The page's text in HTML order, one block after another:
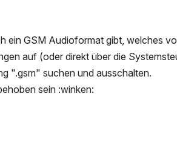
ein GSM Audioformat gibt, welches
auf (oder direkt über die
".gsm" suchen und ausschalten.
sein :winken: